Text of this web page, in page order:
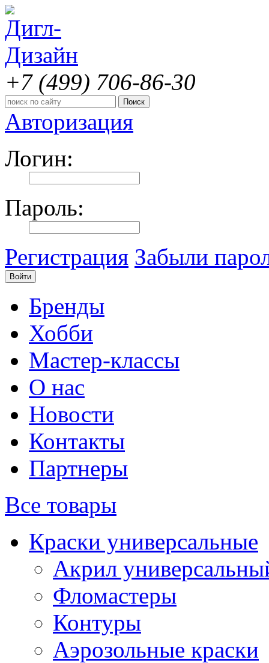
+7 (499) 706-86-30
Авторизация
Логин:
Пароль:
Регистрация Забыли
Бренды
Хобби
Мастер-классы
О нас
Новости
Контакты
Партнеры
Все товары
Краски универсальные
Акрил
Фломастеры
Контуры
Аэрозольные краски